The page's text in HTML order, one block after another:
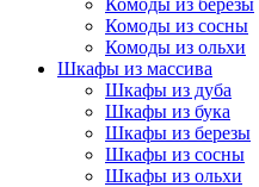
Комоды из сосны
Комоды из ольхи
Шкафы из массива
Шкафы из дуба
Шкафы из бука
Шкафы из березы
Шкафы из сосны
Шкафы из ольхи